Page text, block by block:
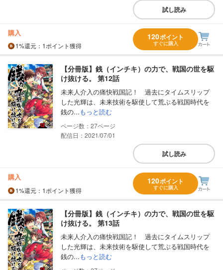
試し読み
購入
1%還元 ：1ポイント獲得
120ポイント
すぐに購入
【分冊版】銭（インチキ）の力で、戦国の世を駆
け抜ける。 第12話
未来人介入の痛快戦国記！ 過去にタイムスリップ
した光輝は、未来技術を駆使して荒ぶる戦国時代を
銭の...もっと読む
27
配信日：2021/07/01
試し読み
購入
1%還元 ：1ポイント獲得
120ポイント
すぐに購入
【分冊版】銭（インチキ）の力で、戦国の世を駆
け抜ける。 第13話
未来人介入の痛快戦国記！ 過去にタイムスリップ
した光輝は、未来技術を駆使して荒ぶる戦国時代を
銭の...もっと読む